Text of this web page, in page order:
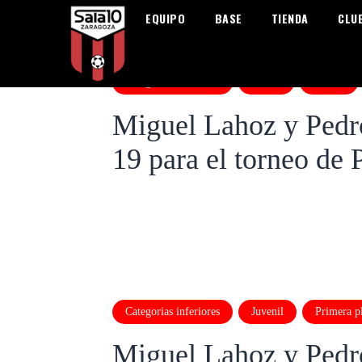
EQUIPO BASE TIENDA
Miguel Lahoz y
19 para el torneo de
Categorias inferiores Juvenil Primera
Miguel Lahoz y